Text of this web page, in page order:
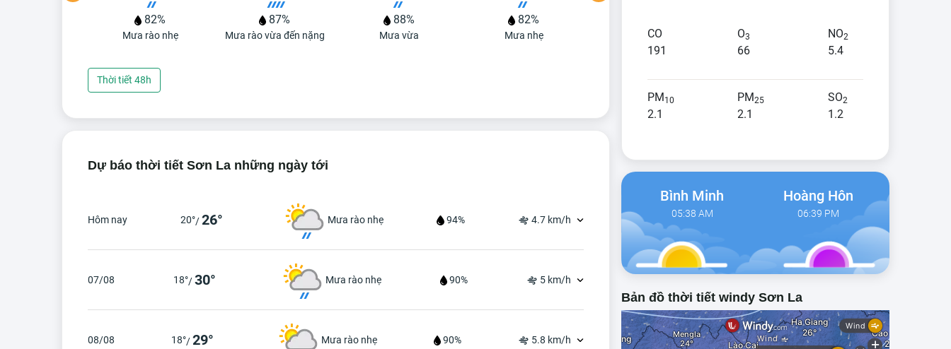
82%
Mưa rào nhẹ
87%
Mưa rào vừa đến nặng
88%
Mưa vừa
82%
Mưa nhẹ Mưa rào nhẹ Mưa rào nhẹ
Thời tiết 48h
Dự báo thời tiết Sơn La những ngày tới
Hôm nay 20°/26° Mưa rào nhẹ 94% 4.7 km/h
07/08 18°/30° Mưa rào nhẹ 90% 5 km/h
08/08 18°/29° Mưa rào nhẹ 90% 5.8 km/h
CO
191
O3
66
NO2
5.4
PM10
2.1
PM25
2.1
SO2
1.2
Bình Minh
05:38 AM
Hoàng Hôn
06:39 PM
Bản đồ thời tiết windy Sơn La